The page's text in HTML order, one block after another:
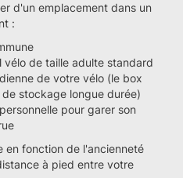
d'un emplacement dans un
:
vélo de taille adulte standard
de votre vélo (le box
stockage longue durée)
pour garer son
en fonction de l'ancienneté
à pied entre votre